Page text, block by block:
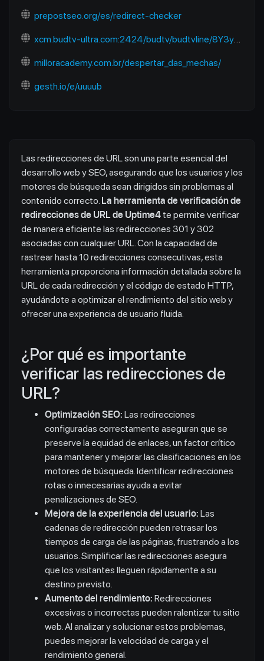
prepostseo.org/es/redirect-checker
xcm.budtv-ultra.com:2424/budtv/budtvline/8Y3ymUpJESps/281187.m3u8
milloracademy.com.br/despertar_das_mechas/
gesth.io/e/uuuub
Las redirecciones de URL son una parte esencial del
desarrollo web y SEO, asegurando que los usuarios y los
motores de búsqueda sean dirigidos sin problemas al
contenido correcto. La herramienta de verificación de
redirecciones de URL de Uptime4 te permite verificar
de manera eficiente las redirecciones 301 y 302
asociadas con cualquier URL. Con la capacidad de
rastrear hasta 10 redirecciones consecutivas, esta
herramienta proporciona información detallada sobre la
URL de cada redirección y el código de estado HTTP,
ayudándote a optimizar el rendimiento del sitio web y
ofrecer una experiencia de usuario fluida.
¿Por qué es importante
verificar las redirecciones de
URL?
Optimización SEO: Las redirecciones
configuradas correctamente aseguran que se
preserve la equidad de enlaces, un factor crítico
para mantener y mejorar las clasificaciones en los
motores de búsqueda. Identificar redirecciones
rotas o innecesarias ayuda a evitar
penalizaciones de SEO.
Mejora de la experiencia del usuario: Las
cadenas de redirección pueden retrasar los
tiempos de carga de las páginas, frustrando a los
usuarios. Simplificar las redirecciones asegura
que los visitantes lleguen rápidamente a su
destino previsto.
Aumento del rendimiento: Redirecciones
excesivas o incorrectas pueden ralentizar tu sitio
web. Al analizar y solucionar estos problemas,
puedes mejorar la velocidad de carga y el
rendimiento general.